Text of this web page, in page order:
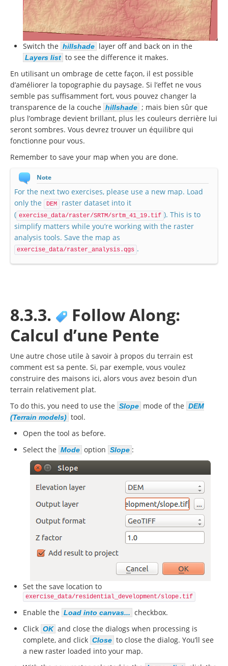
Switch the hillshade layer off and back on in the
Layers list to see the difference it makes.
En utilisant un ombrage de cette façon, il est possible
d’améliorer la topographie du paysage. Si l’effet ne vous
semble pas suffisamment fort, vous pouvez changer la
transparence de la couche hillshade ; mais bien sûr que
plus l’ombrage devient brillant, plus les couleurs derrière lui
seront sombres. Vous devrez trouver un équilibre qui
fonctionne pour vous.
Remember to save your map when you are done.
Note
For the next two exercises, please use a new map. Load
only the
DEM
raster dataset into it
( exercise_data/raster/SRTM/srtm_41_19.tif ). This is to
simplify matters while you’re working with the raster
analysis tools. Save the map as
exercise_data/raster_analysis.qgs .
8.3.3.
Follow Along:
Calcul d’une Pente
Une autre chose utile à savoir à propos du terrain est
comment est sa pente. Si, par exemple, vous voulez
construire des maisons ici, alors vous avez besoin d’un
terrain relativement plat.
To do this, you need to use the Slope mode of the DEM
(Terrain models) tool.
Open the tool as before.
Select the Mode option Slope :
Set the save location to
exercise_data/residential_development/slope.tif
Enable the Load into canvas... checkbox.
Click OK and close the dialogs when processing is
complete, and click Close to close the dialog. You’ll see
a new raster loaded into your map.